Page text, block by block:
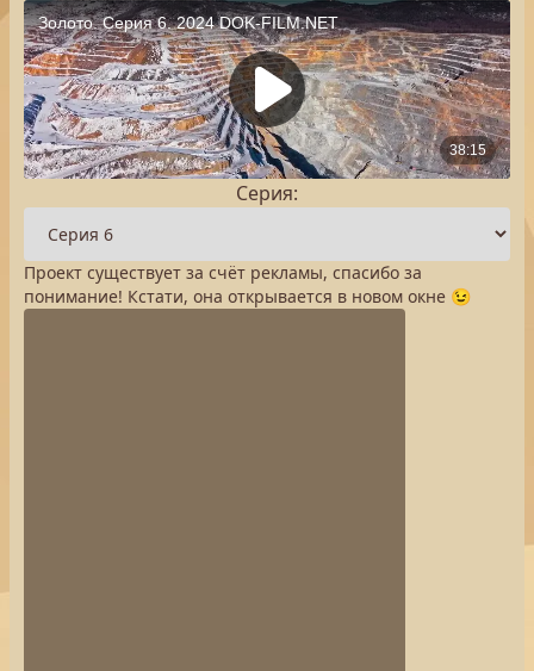
Серия:
Проект существует за счёт рекламы, спасибо за
понимание! Кстати, она открывается в новом окне 😉